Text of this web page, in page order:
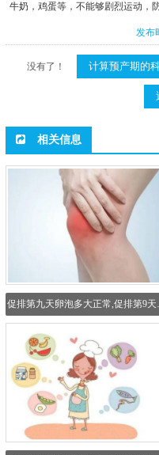
牛奶，鸡蛋等，不能够剧烈运动，
发布
没有了！ 计算预产期的
相关信息
促排第